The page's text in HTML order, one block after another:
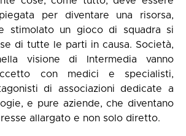
per diventare una risorsa,
stimolato un gioco di squadra si
di tutte le parti in causa. Società,
visione di Intermedia vanno
con medici e specialisti,
di associazioni dedicate a
e pure aziende, che diventano
allargato e non solo diretto.